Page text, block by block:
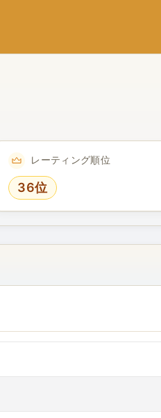
レーティング順位
36位